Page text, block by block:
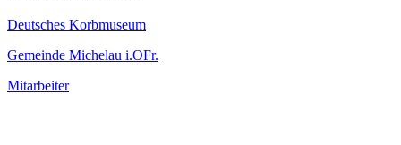
Deutsches Korbmuseum
Gemeinde Michelau i.OFr.
Mitarbeiter